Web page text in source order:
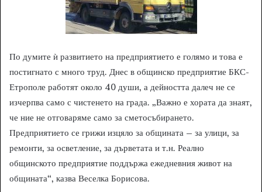
По думите ѝ развитието на предприятието е голямо и това е
постигнато с много труд. Днес в общинско предприятие БКС-
Етрополе работят около 40 души, а дейността далеч не се
изчерпва само с чистенето на града. „Важно е хората да знаят,
че ние не отговаряме само за сметосъбирането.
Предприятието се грижи изцяло за общината – за улици, за
ремонти, за осветление, за дърветата и т.н. Реално
общинското предприятие поддържа ежедневния живот на
общината“, казва Веселка Борисова.